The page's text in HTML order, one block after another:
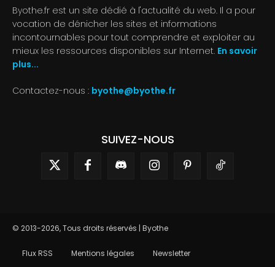
Byothe.fr est un site dédié à l'actualité du web. Il a pour
vocation de dénicher les sites et informations
incontournables pour tout comprendre et exploiter au
mieux les ressources disponibles sur Internet. En savoir
plus...
Contactez-nous : byothe@byothe.fr
SUIVEZ-NOUS
© 2013-2026, Tous droits réservés | Byothe
Flux RSS Mentions légales
Newsletter